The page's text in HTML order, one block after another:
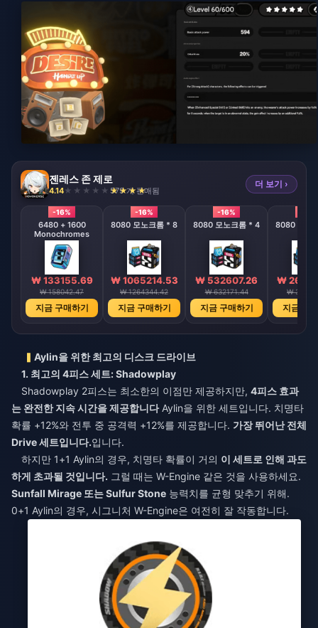
젠레스 존 제로
4.14 579 개 판매됨
더 보기 ›
-16%
6480 + 1600
Monochromes
₩ 133155.69
₩ 158042.47
지금 구매하기
-16%
8080 모노크롬 * 8
₩ 1065214.53
₩ 1264344.42
지금 구매하기
-16%
8080 모노크롬 * 4
₩ 532607.26
₩ 632171.44
지금 구매하기
8080 모노
₩
₩
지금 구
Aylin을 위한 최고의 디스크 드라이브
1. 최고의 4피스 세트: Shadowplay
Shadowplay 2피스는 최소한의 이점만 제공하지만, 4피스 효과
는 완전한 지속 시간을 제공합니다Aylin을 위한 세트입니다. 치명타
확률 +12%와 전투 중 공격력 +12%를 제공합니다. 가장 뛰어난 전체
Drive 세트입니다.입니다.
하지만 1+1 Aylin의 경우, 치명타 확률이 거의 이 세트로 인해 과도
하게 초과될 것입니다. 그럴 때는 W-Engine 같은 것을 사용하세요.
Sunfall Mirage 또는 Sulfur Stone 능력치를 균형 맞추기 위해.
0+1 Aylin의 경우, 시그니처 W-Engine은 여전히 잘 작동합니다.